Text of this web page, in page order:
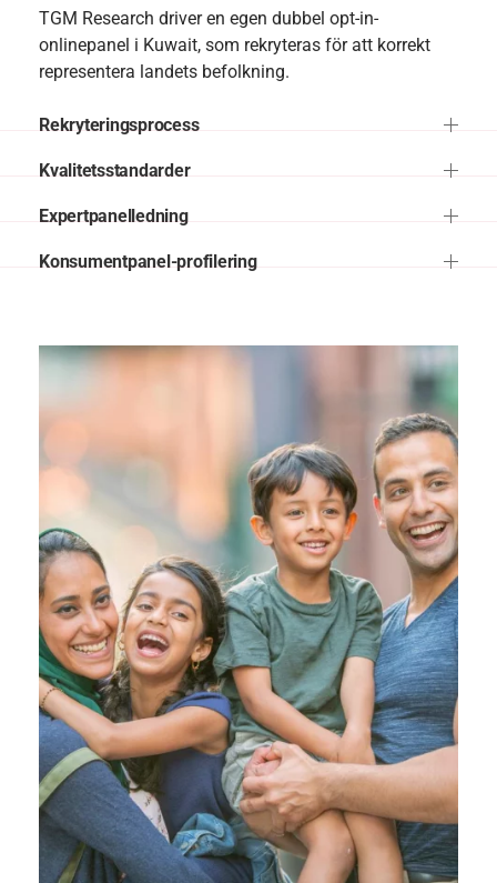
TGM Research driver en egen dubbel opt-in-
onlinepanel i Kuwait, som rekryteras för att korrekt
representera landets befolkning.
Rekryteringsprocess
Kvalitetsstandarder
Expertpanelledning
Konsumentpanel-profilering